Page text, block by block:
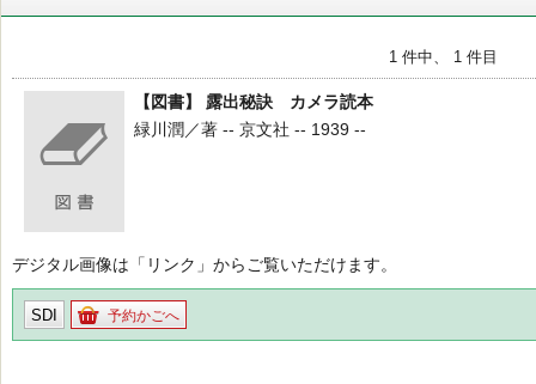
1 件中、 1 件目
【図書】 露出秘訣 カメラ読本
緑川潤／著 -- 京文社 -- 1939 --
デジタル画像は「リンク」からご覧いただけます。
SDI 予約かごへ